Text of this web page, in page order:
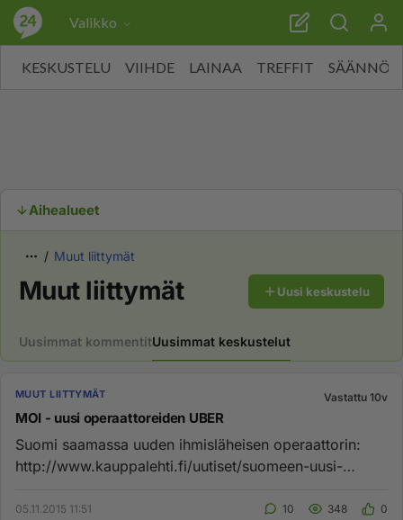
Valikko
KESKUSTELU VIIHDE LAINAA TREFFIT SÄÄNNÖT
Aihealueet
Muut liittymät
Muut liittymät Uusi keskustelu
Uusimmat kommentitUusimmat keskustelut
MUUT LIITTYMÄT Vastattu 10v
MOI - uusi operaattoreiden UBER
Suomi saamassa uuden ihmisläheisen operaattorin:
http://www.kauppalehti.fi/uutiset/suomeen-uusi-
05.11.2015 11:51 10 348 0